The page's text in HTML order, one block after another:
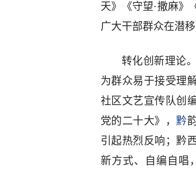
天》《守望·撒麻》
广大干部群众在潜
转化创新理论
为群众易于接受理
社区文艺宣传队创
党的二十大》，黔
引起热烈反响；黔
新方式、自编自唱